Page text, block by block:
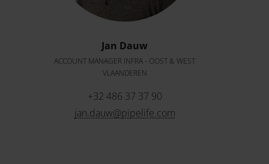
Jan Dauw
ACCOUNT MANAGER INFRA - OOST & WEST
VLAANDEREN
+32 486 37 37 90
jan.dauw@pipelife.com